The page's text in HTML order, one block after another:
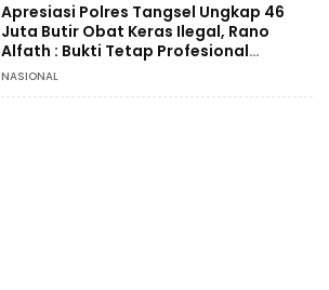
Apresiasi Polres Tangsel Ungkap 46
Juta Butir Obat Keras Ilegal, Rano
Alfath : Bukti Tetap Profesional
Jalankan Tugas
NASIONAL